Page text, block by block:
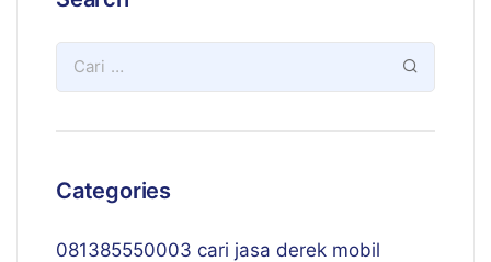
Categories
081385550003 cari jasa derek mobil